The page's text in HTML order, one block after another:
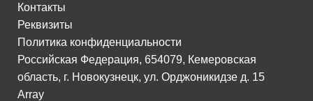
Контакты
Реквизиты
Политика конфиденциальности
Российская Федерация, 654079, Кемеровская
область, г. Новокузнецк, ул. Орджоникидзе д. 15
Array